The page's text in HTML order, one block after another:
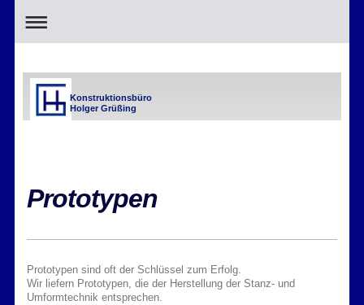
Konstruktionsbüro
Holger Grüßing
Prototypen
Prototypen sind oft der Schlüssel zum Erfolg.
Wir liefern Prototypen, die der Herstellung der Stanz- und
Umformtechnik entsprechen.